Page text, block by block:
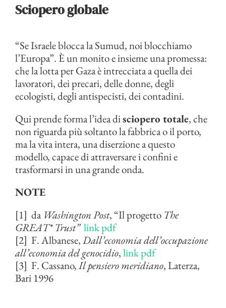
Sciopero globale
“Se Israele blocca la Sumud, noi blocchiamo
l’Europa”. È un monito e insieme una promessa:
che la lotta per Gaza è intrecciata a quella dei
lavoratori, dei precari, delle donne, degli
ecologisti, degli antispecisti, dei contadini.
Qui prende forma l’idea disciopero totale, che
non riguarda più soltanto la fabbrica o il porto,
ma la vita intera, una diserzione a questo
modello, capace di attraversare i confini e
trasformarsi in una grande onda.
NOTE
[1] da Washington Post, “Il progetto The
GREAT* Trust” link pdf
[2] F. Albanese,Dall’economia dell’occupazione
all’economia del genocidio,link pdf
[3] F. Cassano,Il pensiero meridiano, Laterza,
Bari 1996